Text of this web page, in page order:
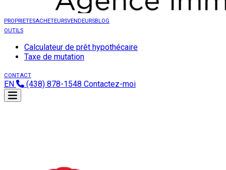
PROPRIETESACHETEURSVENDEURSBLOG
OUTILS
Calculateur de prêt hypothécaire
Taxe de mutation
CONTACT
EN (438) 878-1548 Contactez-moi